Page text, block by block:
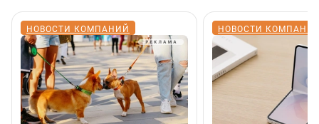
НОВОСТИ КОМПАНИЙ НОВОСТИ